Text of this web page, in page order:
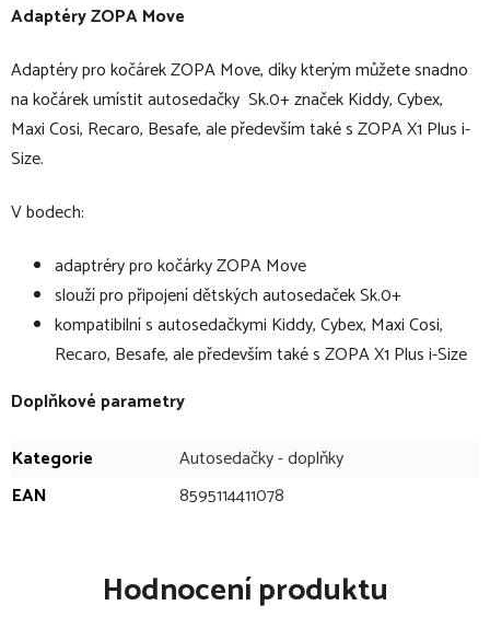
Adaptéry ZOPA Move
Adaptéry pro kočárek ZOPA Move, díky kterým můžete snadno
na kočárek umístit autosedačky Sk.0+ značek Kiddy, Cybex,
Maxi Cosi, Recaro, Besafe, ale především také s ZOPA X1 Plus i-
Size.
V bodech:
adaptréry pro kočárky ZOPA Move
slouží pro připojení dětských autosedaček Sk.0+
kompatibilní s autosedačkymi Kiddy, Cybex, Maxi Cosi,
Recaro, Besafe, ale především také s ZOPA X1 Plus i-Size
Doplňkové parametry
Kategorie
Autosedačky - doplňky
EAN
8595114411078
Hodnocení produktu